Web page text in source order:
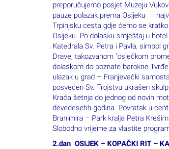
preporučujemo posjet Muzeju
pauze polazak prema Osijeku –
Trpinjsku cesta gdje ćemo se
Osijeku. Po dolasku smještaj u
Katedrala Sv. Petra i Pavla, simbol
Drave, takozvanom "osječkom
dolaskom do poznate barokne
ulazak u grad – Franjevački
posvećen Sv. Trojstvu ukrašen
Kraća šetnja do jednog od novih
devedesetih godina. Povratak u
Branimira – Park kralja Petra
Slobodno vrijeme za vlastite
2.dan OSIJEK – KOPAČKI RIT –